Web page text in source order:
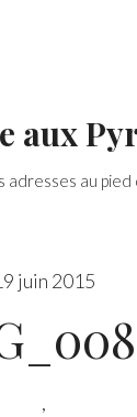
aux
adresses au
juin 2015
,